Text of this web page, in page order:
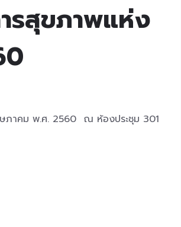
รสุขภาพแห่ง
ภาคม พ.ศ. 2560 ณ ห้องประชุม 301